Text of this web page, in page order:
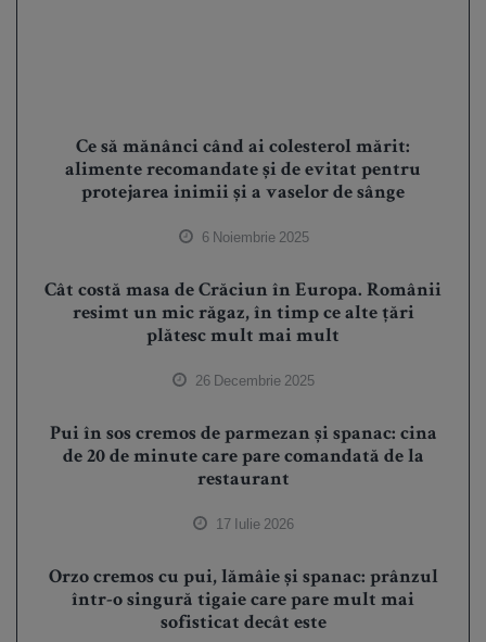
Ce să mănânci când ai colesterol mărit:
alimente recomandate și de evitat pentru
protejarea inimii și a vaselor de sânge
6 Noiembrie 2025
Cât costă masa de Crăciun în Europa. Românii
resimt un mic răgaz, în timp ce alte țări
plătesc mult mai mult
26 Decembrie 2025
Pui în sos cremos de parmezan și spanac: cina
de 20 de minute care pare comandată de la
restaurant
17 Iulie 2026
Orzo cremos cu pui, lămâie și spanac: prânzul
într-o singură tigaie care pare mult mai
sofisticat decât este